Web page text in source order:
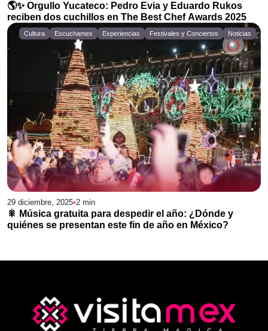
🌎✨ Orgullo Yucateco: Pedro Evia y Eduardo Rukos
reciben dos cuchillos en The Best Chef Awards 2025
Cultura Escuchamex Experiencias Festivales y Conciertos Noticias
29 diciembre, 2025•2 min
🎇 Música gratuita para despedir el año: ¿Dónde y
quiénes se presentan este fin de año en México?